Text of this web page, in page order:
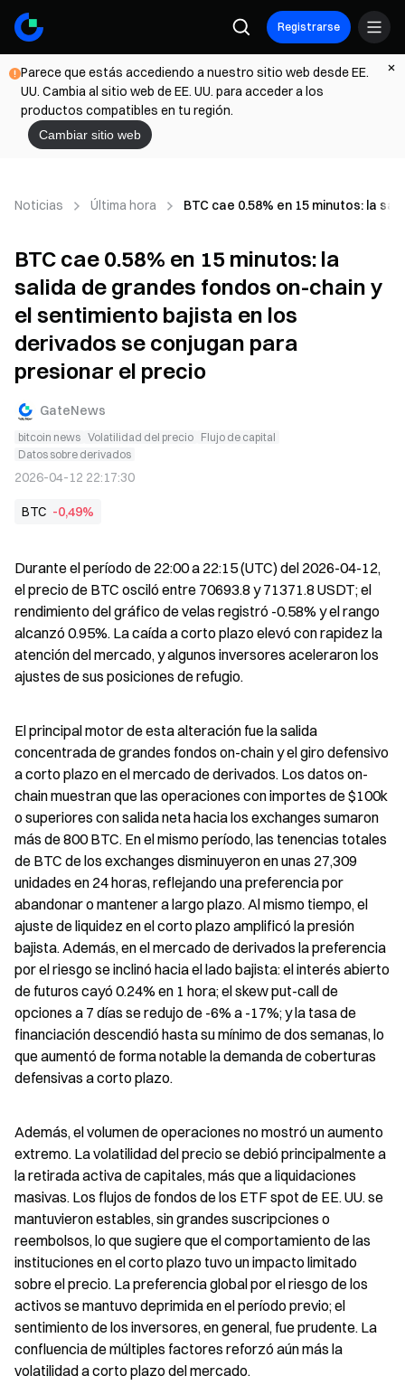
Registrarse
Parece que estás accediendo a nuestro sitio web desde EE.
UU. Cambia al sitio web de EE. UU. para acceder a los
productos compatibles en tu región.
Cambiar sitio web
Noticias Última hora BTC cae 0.58% en 15 minutos: la
BTC cae 0.58% en 15 minutos: la
salida de grandes fondos on-chain y
el sentimiento bajista en los
derivados se conjugan para
presionar el precio
GateNews
bitcoin news Volatilidad del precio Flujo de capital
Datos sobre derivados
2026-04-12 22:17:30
BTC -0,49%
Durante el período de 22:00 a 22:15 (UTC) del 2026-04-12,
el precio de BTC osciló entre 70693.8 y 71371.8 USDT; el
rendimiento del gráfico de velas registró -0.58% y el rango
alcanzó 0.95%. La caída a corto plazo elevó con rapidez la
atención del mercado, y algunos inversores aceleraron los
ajustes de sus posiciones de refugio.
El principal motor de esta alteración fue la salida
concentrada de grandes fondos on-chain y el giro defensivo
a corto plazo en el mercado de derivados. Los datos on-
chain muestran que las operaciones con importes de $100k
o superiores con salida neta hacia los exchanges sumaron
más de 800 BTC. En el mismo período, las tenencias totales
de BTC de los exchanges disminuyeron en unas 27,309
unidades en 24 horas, reflejando una preferencia por
abandonar o mantener a largo plazo. Al mismo tiempo, el
ajuste de liquidez en el corto plazo amplificó la presión
bajista. Además, en el mercado de derivados la preferencia
por el riesgo se inclinó hacia el lado bajista: el interés abierto
de futuros cayó 0.24% en 1 hora; el skew put-call de
opciones a 7 días se redujo de -6% a -17%; y la tasa de
financiación descendió hasta su mínimo de dos semanas, lo
que aumentó de forma notable la demanda de coberturas
defensivas a corto plazo.
Además, el volumen de operaciones no mostró un aumento
extremo. La volatilidad del precio se debió principalmente a
la retirada activa de capitales, más que a liquidaciones
masivas. Los flujos de fondos de los ETF spot de EE. UU. se
mantuvieron estables, sin grandes suscripciones o
reembolsos, lo que sugiere que el comportamiento de las
instituciones en el corto plazo tuvo un impacto limitado
sobre el precio. La preferencia global por el riesgo de los
activos se mantuvo deprimida en el período previo; el
sentimiento de los inversores, en general, fue prudente. La
confluencia de múltiples factores reforzó aún más la
volatilidad a corto plazo del mercado.